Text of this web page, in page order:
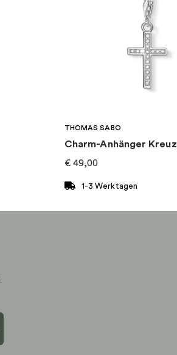
THOMAS SABO
Charm-Anhänger Kreuz
€ 49,00
1-3 Werktagen